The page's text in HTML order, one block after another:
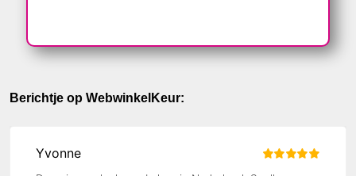
Berichtje op WebwinkelKeur: